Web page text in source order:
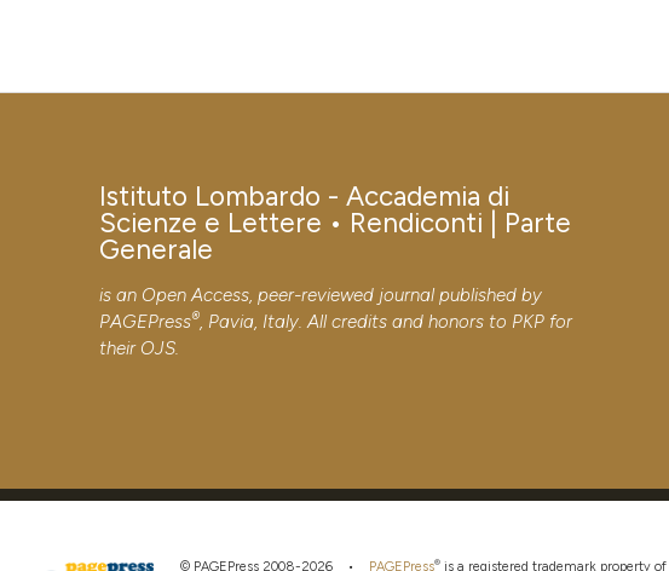
Istituto Lombardo - Accademia di
Scienze e Lettere • Rendiconti | Parte
Generale
is an Open Access, peer-reviewed journal published by
PAGEPress®, Pavia, Italy. All credits and honors to PKP for
their OJS.
© PAGEPress 2008-2026 • PAGEPress® is a registered trademark property